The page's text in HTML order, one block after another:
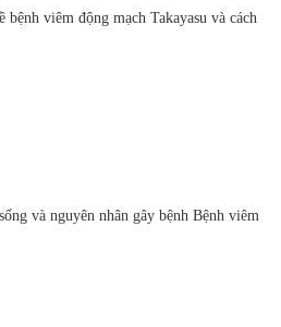
viêm động mạch Takayasu và cách
và nguyên nhân gây bệnh Bệnh viêm